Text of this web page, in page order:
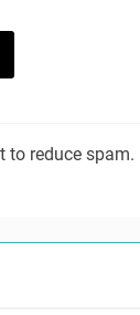
to reduce spam.